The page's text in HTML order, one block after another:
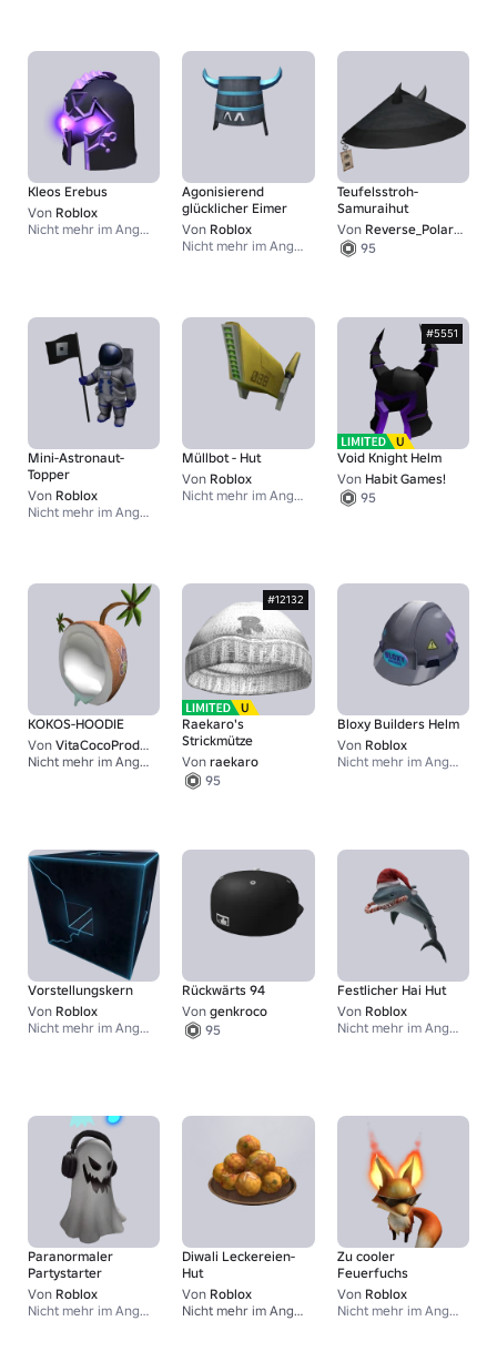
Kleos Erebus
Von Roblox
Nicht mehr im Angebot
Agonisierend
glücklicher Eimer
Von Roblox
Nicht mehr im Angebot
Teufelsstroh-
Samuraihut
Von Reverse_Polarity
95
Mini-Astronaut-
Topper
Von Roblox
Nicht mehr im Angebot
Müllbot - Hut
Von Roblox
Nicht mehr im Angebot
#5551
Void Knight Helm
Von Habit Games!
95
KOKOS-HOODIE
Von VitaCocoProductions
Nicht mehr im Angebot
50
#12132
Raekaro's
Strickmütze
Von raekaro
95
Bloxy Builders Helm
Von Roblox
Nicht mehr im Angebot
Vorstellungskern
Von Roblox
Nicht mehr im Angebot
Rückwärts 94
Von genkroco
95
Festlicher Hai Hut
Von Roblox
Nicht mehr im Angebot
Paranormaler
Partystarter
Von Roblox
Nicht mehr im Angebot
Diwali Leckereien-
Hut
Von Roblox
Nicht mehr im Angebot
65
Zu cooler
Feuerfuchs
Von Roblox
Nicht mehr im Angebot